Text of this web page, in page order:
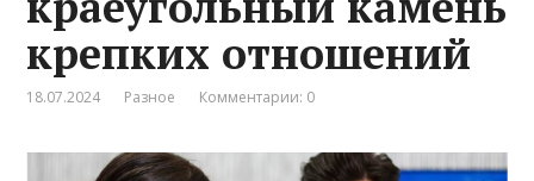
крепких отношений
18.07.2024 Разное Комментарии: 0